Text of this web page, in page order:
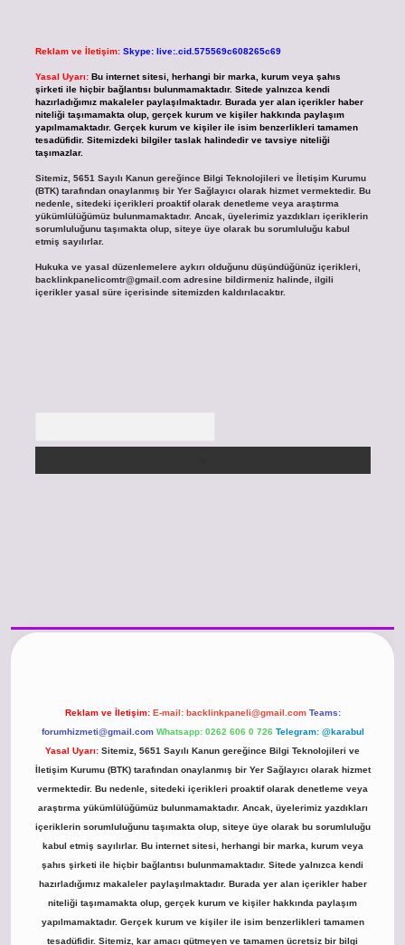
Reklam ve İletişim: Skype: live:.cid.575569c608265c69
Yasal Uyarı: Bu internet sitesi, herhangi bir marka, kurum veya şahıs
şirketi ile hiçbir bağlantısı bulunmamaktadır. Sitede yalnızca kendi
hazırladığımız makaleler paylaşılmaktadır. Burada yer alan içerikler haber
niteliği taşımamakta olup, gerçek kurum ve kişiler hakkında paylaşım
yapılmamaktadır. Gerçek kurum ve kişiler ile isim benzerlikleri tamamen
tesadüfidir. Sitemizdeki bilgiler taslak halindedir ve tavsiye niteliği
taşımazlar.
Sitemiz, 5651 Sayılı Kanun gereğince Bilgi Teknolojileri ve İletişim Kurumu
(BTK) tarafından onaylanmış bir Yer Sağlayıcı olarak hizmet vermektedir. Bu
nedenle, sitedeki içerikleri proaktif olarak denetleme veya araştırma
yükümlülüğümüz bulunmamaktadır. Ancak, üyelerimiz yazdıkları içeriklerin
sorumluluğunu taşımakta olup, siteye üye olarak bu sorumluluğu kabul
etmiş sayılırlar.
Hukuka ve yasal düzenlemelere aykırı olduğunu düşündüğünüz içerikleri,
backlinkpanelicomtr@gmail.comadresine bildirmeniz halinde, ilgili
içerikler yasal süre içerisinde sitemizden kaldırılacaktır.
Reklam ve İletişim: E-mail: backlinkpaneli@gmail.com Teams:
forumhizmeti@gmail.com Whatsapp: 0262 606 0 726 Telegram: @karabul
Yasal Uyarı: Sitemiz, 5651 Sayılı Kanun gereğince Bilgi Teknolojileri ve
İletişim Kurumu (BTK) tarafından onaylanmış bir Yer Sağlayıcı olarak hizmet
vermektedir. Bu nedenle, sitedeki içerikleri proaktif olarak denetleme veya
araştırma yükümlülüğümüz bulunmamaktadır. Ancak, üyelerimiz yazdıkları
içeriklerin sorumluluğunu taşımakta olup, siteye üye olarak bu sorumluluğu
kabul etmiş sayılırlar. Bu internet sitesi, herhangi bir marka, kurum veya
şahıs şirketi ile hiçbir bağlantısı bulunmamaktadır. Sitede yalnızca kendi
hazırladığımız makaleler paylaşılmaktadır. Burada yer alan içerikler haber
niteliği taşımamakta olup, gerçek kurum ve kişiler hakkında paylaşım
yapılmamaktadır. Gerçek kurum ve kişiler ile isim benzerlikleri tamamen
tesadüfidir. Sitemiz, kar amacı gütmeyen ve tamamen ücretsiz bir bilgi